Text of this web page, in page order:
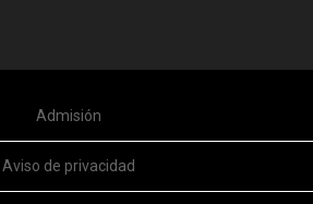
Admisión
Aviso de privacidad